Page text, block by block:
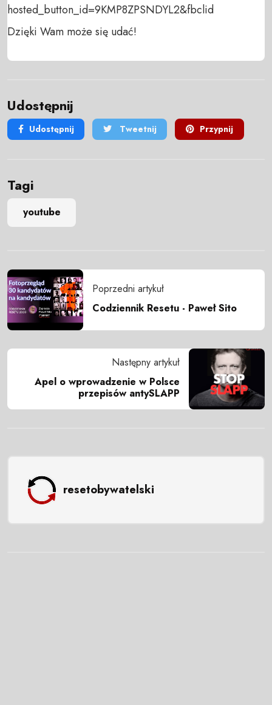
hosted_button_id=9KMP8ZPSNDYL2&fbclid
Dzięki Wam może się udać!
Udostępnij
Udostępnij Tweetnij Przypnij
Tagi
youtube
Poprzedni artykuł
Codziennik Resetu - Paweł Sito
Następny artykuł
Apel o wprowadzenie w Polsce
przepisów antySLAPP
resetobywatelski